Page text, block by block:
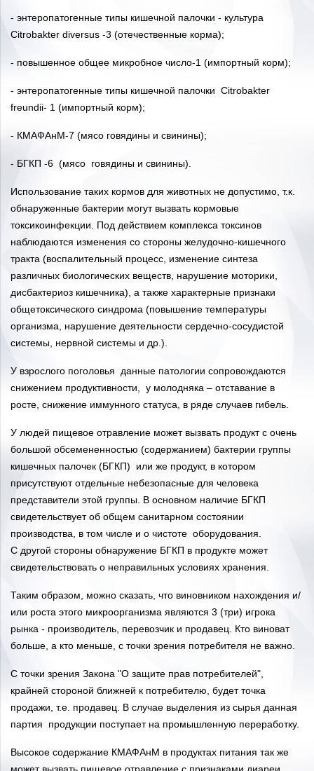
- энтеропатогенные типы кишечной палочки - культура
Citrobakter diversus -3 (отечественные корма);
- повышенное общее микробное число-1 (импортный корм);
- энтеропатогенные типы кишечной палочки Citrobakter
freundii- 1 (импортный корм);
- КМАФАнМ-7 (мясо говядины и свинины);
- БГКП -6 (мясо говядины и свинины).
Использование таких кормов для животных не допустимо, т.к.
обнаруженные бактерии могут вызвать кормовые
токсикоинфекции. Под действием комплекса токсинов
наблюдаются изменения со стороны желудочно-кишечного
тракта (воспалительный процесс, изменение синтеза
различных биологических веществ, нарушение моторики,
дисбактериоз кишечника), а также характерные признаки
общетоксического синдрома (повышение температуры
организма, нарушение деятельности сердечно-сосудистой
системы, нервной системы и др.).
У взрослого поголовья данные патологии сопровождаются
снижением продуктивности, у молодняка – отставание в
росте, снижение иммунного статуса, в ряде случаев гибель.
У людей пищевое отравление может вызвать продукт с очень
большой обсемененностью (содержанием) бактерии группы
кишечных палочек (БГКП) или же продукт, в котором
присутствуют отдельные небезопасные для человека
представители этой группы. В основном наличие БГКП
свидетельствует об общем санитарном состоянии
производства, в том числе и о чистоте оборудования.
С другой стороны обнаружение БГКП в продукте может
свидетельствовать о неправильных условиях хранения.
Таким образом, можно сказать, что виновником нахождения и/
или роста этого микроорганизма являются 3 (три) игрока
рынка - производитель, перевозчик и продавец. Кто виноват
больше, а кто меньше, с точки зрения потребителя не важно.
С точки зрения Закона "О защите прав потребителей",
крайней стороной ближней к потребителю, будет точка
продажи, т.е. продавец. В случае выделения из сырья данная
партия продукции поступает на промышленную переработку.
Высокое содержание КМАФАнМ в продуктах питания так же